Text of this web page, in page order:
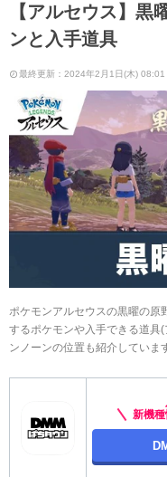
【アルセウス】黒
ンと入手道具
最終更新：2024年2月1日(木) 08:01
ポケモンアルセウスの黒曜の原
するポケモンや入手できる道具
ンノーンの位置も紹介していま
新機種